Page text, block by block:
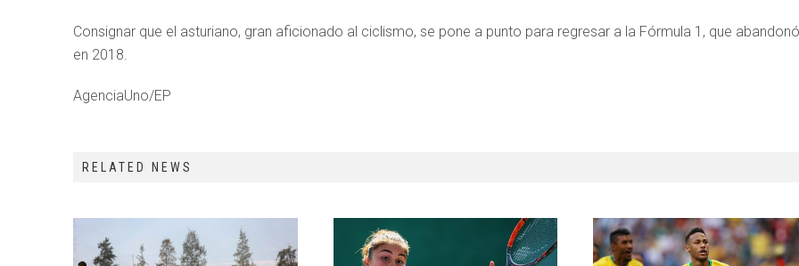
Consignar que el asturiano, gran aficionado al ciclismo, se pone a punto para regresar a la Fórmula 1, que abandonó
en 2018.
AgenciaUno/EP
RELATED NEWS